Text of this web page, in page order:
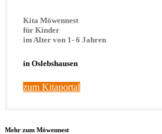
Kita Möwennest
für Kinder
im Alter von 1- 6 Jahren
in Oslebshausen
zum Kitaportal
Mehr zum Möwennest